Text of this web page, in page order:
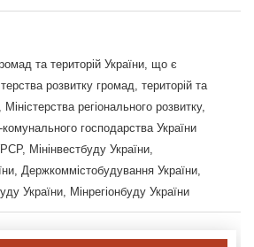
та територій України, що є
розвитку громад, територій та
регіонального розвитку,
господарства України
Мінінвестбуду України,
Держкоммістобудування України,
України, Мінрегіонбуду України